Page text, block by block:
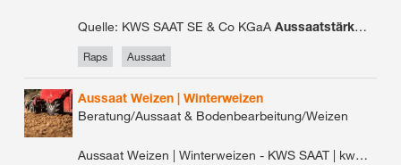
Quelle: KWS SAAT SE & Co KGaA Aussaatstärke für
Raps Aussaat
Aussaat Weizen | Winterweizen
Beratung/Aussaat & Bodenbearbeitung/Weizen
Aussaat Weizen | Winterweizen - KWS SAAT | kws.de Aussaat Weizen Saatgutbedarf und